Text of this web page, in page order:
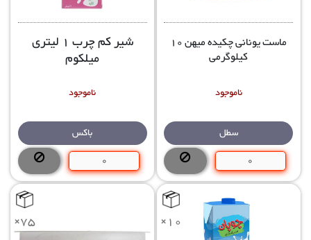
ماست یونانی چکیده میهن 10
کیلوگرمی
ناموجود
سطل
شیر کم چرب 1 لیتری
میلکوم
ناموجود
باکس
×10
×75